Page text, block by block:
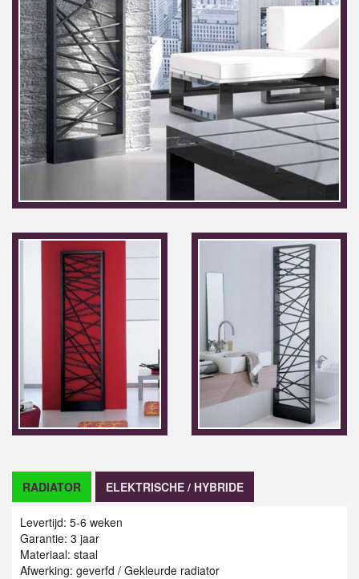
RADIATOR ELEKTRISCHE / HYBRIDE
Levertijd: 5-6 weken
Garantie: 3 jaar
Materiaal: staal
Afwerking: geverfd / Gekleurde radiator